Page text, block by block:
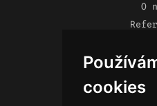
cookies
O
Obchodní
Zásady